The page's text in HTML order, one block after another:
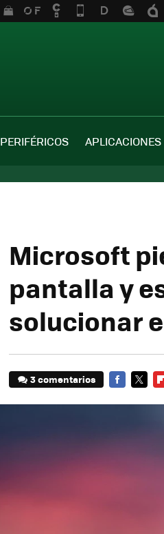
PERIFÉRICOS APLICACIONES
Microsoft
pantalla y
solucionar
3 comentarios